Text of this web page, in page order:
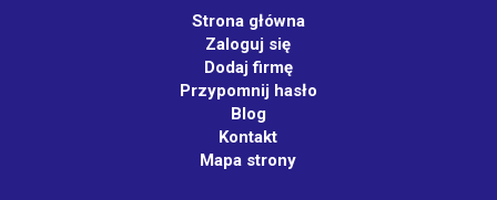
Strona główna
Zaloguj się
Dodaj firmę
Przypomnij hasło
Blog
Kontakt
Mapa strony